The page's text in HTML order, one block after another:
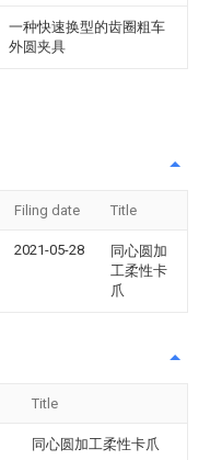
一种快速换型的齿圈粗车
外圆夹具
Filing date Title
2021-05-28
同心圆加
工柔性卡
爪
Title
同心圆加工柔性卡爪